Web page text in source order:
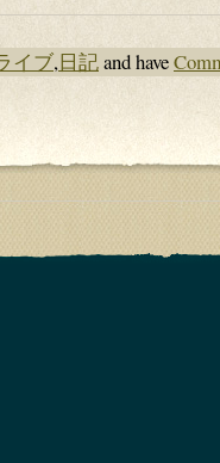
イブ,日記and have